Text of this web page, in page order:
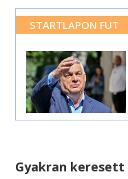
STARTLAPON FUT
Gyakran